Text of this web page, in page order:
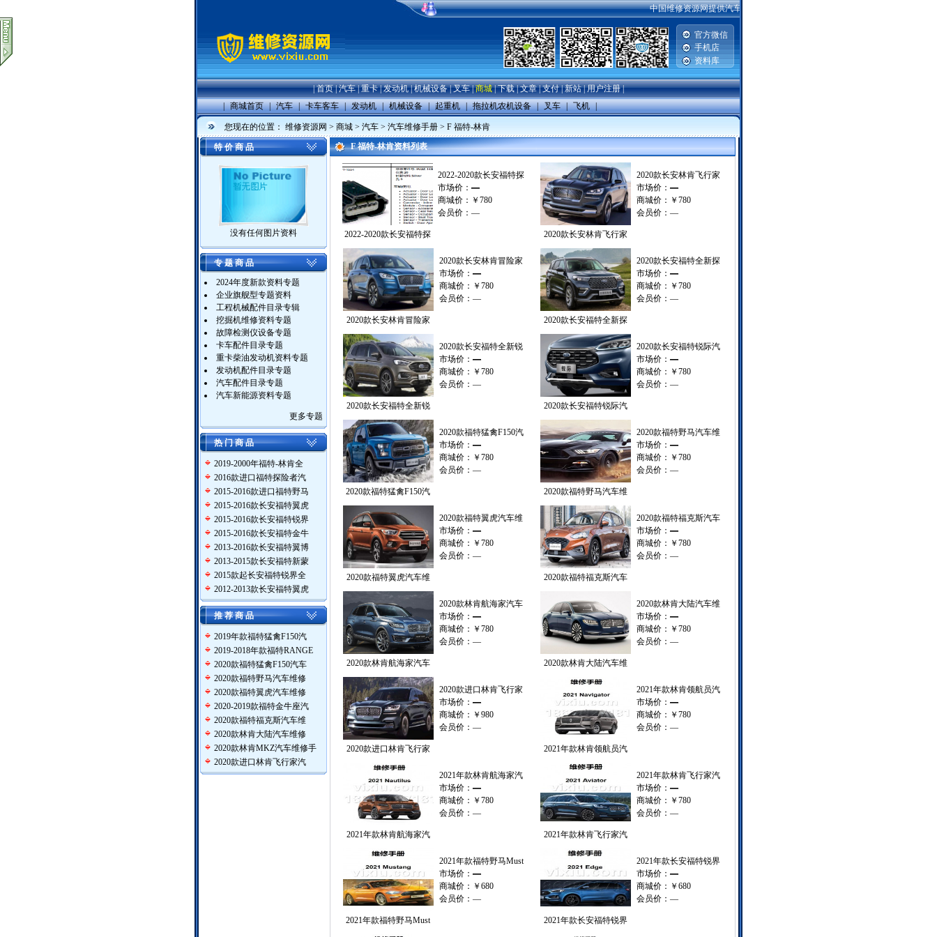
中国维修资源网提供汽车维修资料，手机维修资料，电脑主板|硬盘|显示器维
官方微信
手机店
资料库
|首页|汽车|重卡|发动机|机械设备|叉车|商城|下载|文章|支付|新站|用户注册|
| 商城首页 | 汽车 | 卡车客车 | 发动机 | 机械设备 | 起重机 | 拖拉机农机设备 | 叉车 | 飞机 |
您现在的位置： 维修资源网 > 商城 > 汽车 > 汽车维修手册 > F 福特-林肯
特 价 商 品
没有任何图片资料
专 题 商 品
2024年度新款资料专题
企业旗舰型专题资料
工程机械配件目录专辑
挖掘机维修资料专题
故障检测仪设备专题
卡车配件目录专题
重卡柴油发动机资料专题
发动机配件目录专题
汽车配件目录专题
汽车新能源资料专题
更多专题
热 门 商 品
2019-2000年福特-林肯全
2016款进口福特探险者汽
2015-2016款进口福特野马
2015-2016款长安福特翼虎
2015-2016款长安福特锐界
2015-2016款长安福特金牛
2013-2016款长安福特翼博
2013-2015款长安福特新蒙
2015款起长安福特锐界全
2012-2013款长安福特翼虎
推 荐 商 品
2019年款福特猛禽F150汽
2019-2018年款福特RANGE
2020款福特猛禽F150汽车
2020款福特野马汽车维修
2020款福特翼虎汽车维修
2020-2019款福特金牛座汽
2020款福特福克斯汽车维
2020款林肯大陆汽车维修
2020款林肯MKZ汽车维修手
2020款进口林肯飞行家汽
F 福特-林肯资料列表
2022-2020款长安福特探
市场价： —
商城价： ￥780
会员价： —
2022-2020款长安福特探
2020款长安林肯飞行家
市场价： —
商城价： ￥780
会员价： —
2020款长安林肯飞行家
2020款长安林肯冒险家
市场价： —
商城价： ￥780
会员价： —
2020款长安林肯冒险家
2020款长安福特全新探
市场价： —
商城价： ￥780
会员价： —
2020款长安福特全新探
2020款长安福特全新锐
市场价： —
商城价： ￥780
会员价： —
2020款长安福特全新锐
2020款长安福特锐际汽
市场价： —
商城价： ￥780
会员价： —
2020款长安福特锐际汽
2020款福特猛禽F150汽
市场价： —
商城价： ￥780
会员价： —
2020款福特猛禽F150汽
2020款福特野马汽车维
市场价： —
商城价： ￥780
会员价： —
2020款福特野马汽车维
2020款福特翼虎汽车维
市场价： —
商城价： ￥780
会员价： —
2020款福特翼虎汽车维
2020款福特福克斯汽车
市场价： —
商城价： ￥780
会员价： —
2020款福特福克斯汽车
2020款林肯航海家汽车
市场价： —
商城价： ￥780
会员价： —
2020款林肯航海家汽车
2020款林肯大陆汽车维
市场价： —
商城价： ￥780
会员价： —
2020款林肯大陆汽车维
2020款进口林肯飞行家
市场价： —
商城价： ￥980
会员价： —
2020款进口林肯飞行家
2021年款林肯领航员汽
市场价： —
商城价： ￥780
会员价： —
2021年款林肯领航员汽
2021年款林肯航海家汽
市场价： —
商城价： ￥780
会员价： —
2021年款林肯航海家汽
2021年款林肯飞行家汽
市场价： —
商城价： ￥780
会员价： —
2021年款林肯飞行家汽
2021年款福特野马Must
市场价： —
商城价： ￥680
会员价： —
2021年款福特野马Must
2021年款长安福特锐界
市场价： —
商城价： ￥680
会员价： —
2021年款长安福特锐界